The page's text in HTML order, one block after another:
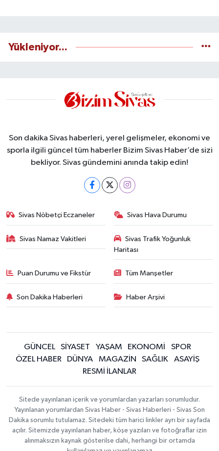
Yükleniyor...
Son dakika Sivas haberleri, yerel gelişmeler, ekonomi ve
sporla ilgili güncel tüm haberler Bizim Sivas Haber’de sizi
bekliyor. Sivas gündemini anında takip edin!
Sivas Nöbetçi Eczaneler Sivas Hava Durumu
Sivas Namaz Vakitleri
Sivas Trafik Yoğunluk
Haritası
Puan Durumu ve Fikstür Tüm Manşetler
Son Dakika Haberleri Haber Arşivi
GÜNCEL SİYASET YAŞAM EKONOMİ
SPOR
ÖZEL HABER
DÜNYA MAGAZİN SAĞLIK
ASAYİŞ
RESMİ İLANLAR
Sitede yayınlanan içerik ve yorumlardan yazarları sorumludur.
Yayınlanan yorumlardan Sivas Haber - Sivas Haberleri - Sivas Son
Dakika sorumlu tutulamaz. Sitedeki tüm harici linkler ayrı bir sayfada
açılır. Sitemizde yayınlanan haber, köşe yazıları ve fotoğraflar izin
alınmaksızın kaynak gösterilse dahi, herhangi bir ortamda